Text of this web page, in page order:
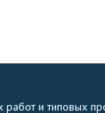
и типовых